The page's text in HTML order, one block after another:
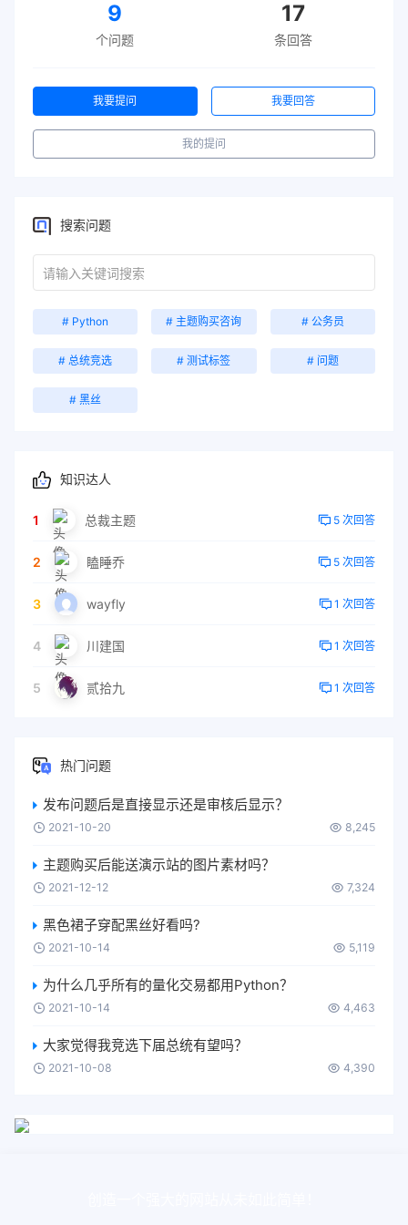
9
个问题
17
条回答
我要提问 我要回答
我的提问
搜索问题
# Python # 主题购买咨询 # 公务员
# 总统竞选 # 测试标签 # 问题
# 黑丝
知识达人
1 总裁主题 5 次回答
2 瞌睡乔 5 次回答
3 wayfly 1 次回答
4 川建国 1 次回答
5 贰拾九 1 次回答
热门问题
发布问题后是直接显示还是审核后显示？
2021-10-20 8,245
主题购买后能送演示站的图片素材吗？
2021-12-12 7,324
黑色裙子穿配黑丝好看吗?
2021-10-14 5,119
为什么几乎所有的量化交易都用Python？
2021-10-14 4,463
大家觉得我竞选下届总统有望吗？
2021-10-08 4,390